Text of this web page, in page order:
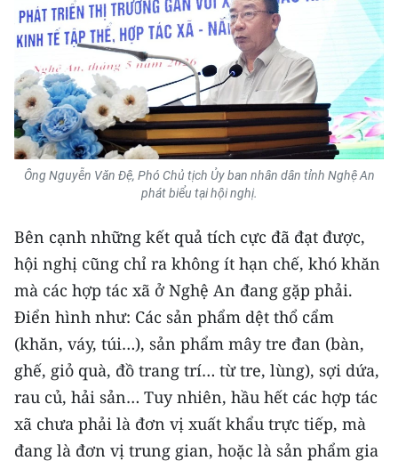
Chuyên trang Hà Nội
Chuyên trang TP. Hồ Chí Minh
CHUYÊN ĐỀ
CÁC CHUYÊN TRANG
THỜI NAY
NHÂN DÂN CUỐI TUẦN
NHÂN DÂN HẰNG THÁNG
MUA BÁO
ĐỌC BÁO IN
Ông Nguyễn Văn Đệ, Phó Chủ tịch Ủy ban nhân dân tỉnh Nghệ An
phát biểu tại hội nghị.
Bên cạnh những kết quả tích cực đã đạt được,
hội nghị cũng chỉ ra không ít hạn chế, khó khăn
mà các hợp tác xã ở Nghệ An đang gặp phải.
Điển hình như: Các sản phẩm dệt thổ cẩm
(khăn, váy, túi…), sản phẩm mây tre đan (bàn,
ghế, giỏ quà, đồ trang trí… từ tre, lùng), sợi dứa,
rau củ, hải sản… Tuy nhiên, hầu hết các hợp tác
xã chưa phải là đơn vị xuất khẩu trực tiếp, mà
đang là đơn vị trung gian, hoặc là sản phẩm gia